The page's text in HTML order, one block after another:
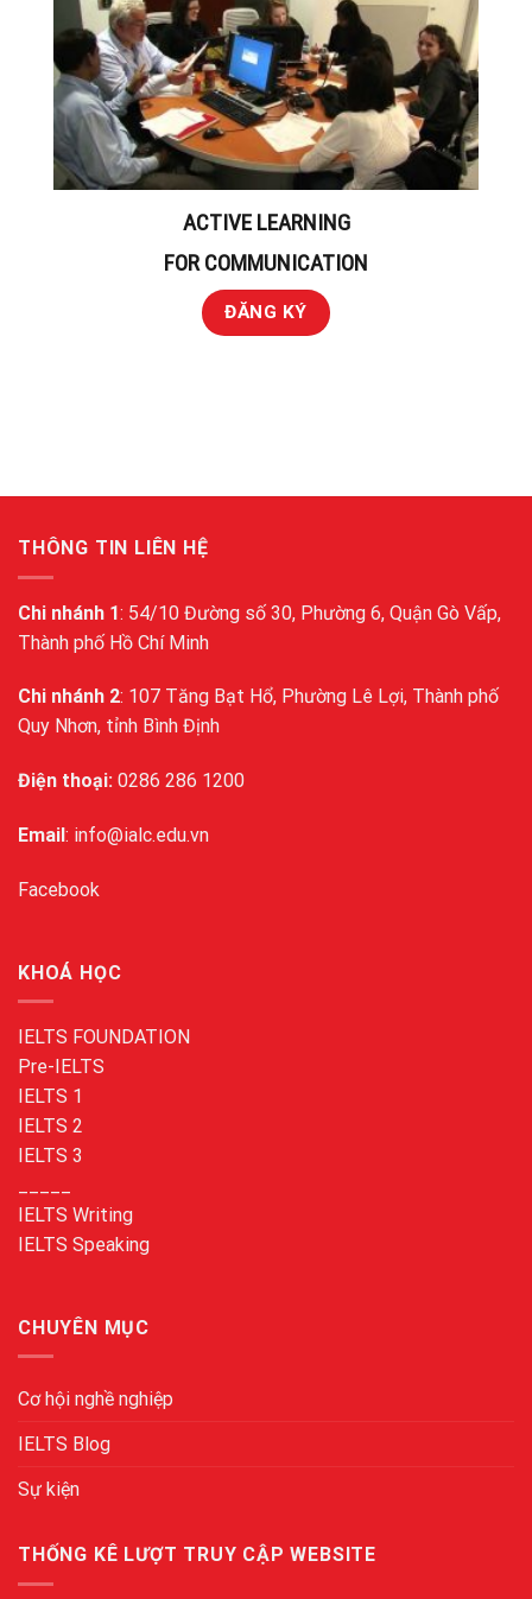
ACTIVE LEARNING
FOR COMMUNICATION
ĐĂNG KÝ
THÔNG TIN LIÊN HỆ
Chi nhánh 1: 54/10 Đường số 30, Phường 6, Quận Gò Vấp,
Thành phố Hồ Chí Minh
Chi nhánh 2: 107 Tăng Bạt Hổ, Phường Lê Lợi, Thành phố
Quy Nhơn, tỉnh Bình Định
Điện thoại: 0286 286 1200
Email: info@ialc.edu.vn
Facebook
KHOÁ HỌC
IELTS FOUNDATION
Pre-IELTS
IELTS 1
IELTS 2
IELTS 3
IELTS Writing
IELTS Speaking
CHUYÊN MỤC
Cơ hội nghề nghiệp
IELTS Blog
Sự kiện
THỐNG KÊ LƯỢT TRUY CẬP WEBSITE